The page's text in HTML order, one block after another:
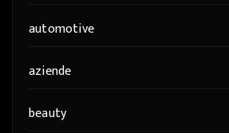
automotive
aziende
beauty